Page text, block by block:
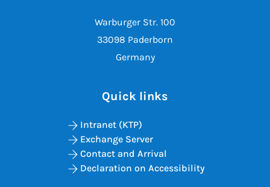
Warburger Str. 100
33098 Paderborn
Germany
Quick links
Intranet (KTP)
Exchange Server
Contact and Arrival
Declaration on Accessibility